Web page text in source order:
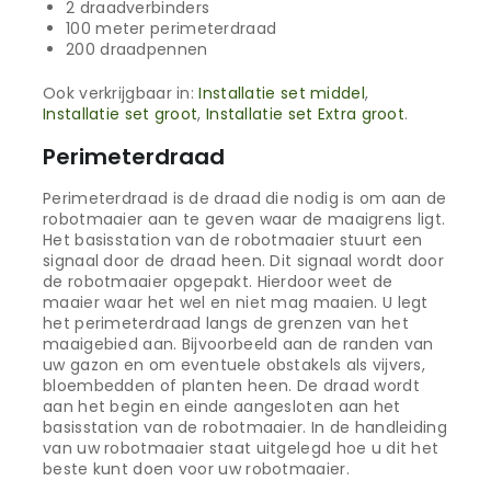
2 draadverbinders
100 meter perimeterdraad
200 draadpennen
Ook verkrijgbaar in:Installatie set middel,
Installatie set groot, Installatie set Extra groot.
Perimeterdraad
Perimeterdraad is de draad die nodig is om aan de
robotmaaier aan te geven waar de maaigrens ligt.
Het basisstation van de robotmaaier stuurt een
signaal door de draad heen. Dit signaal wordt door
de robotmaaier opgepakt. Hierdoor weet de
maaier waar het wel en niet mag maaien. U legt
het perimeterdraad langs de grenzen van het
maaigebied aan. Bijvoorbeeld aan de randen van
uw gazon en om eventuele obstakels als vijvers,
bloembedden of planten heen. De draad wordt
aan het begin en einde aangesloten aan het
basisstation van de robotmaaier. In de handleiding
van uw robotmaaier staat uitgelegd hoe u dit het
beste kunt doen voor uw robotmaaier.